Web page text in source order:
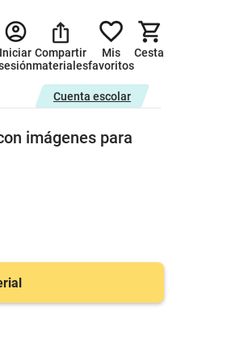
Iniciar Compartir
materiales
Mis
favoritos
Cesta
Cuenta escolar
imágenes para